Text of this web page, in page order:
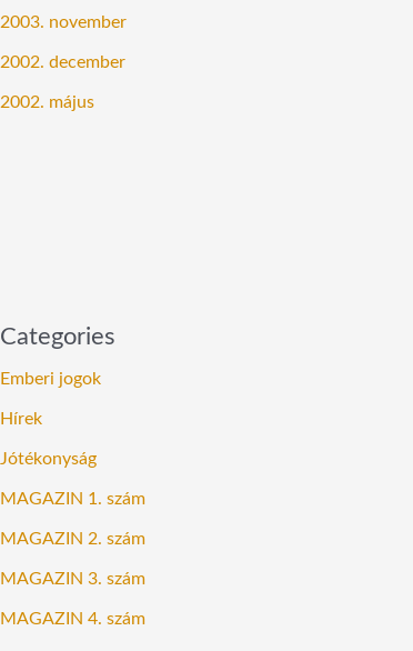
2003. november
2002. december
2002. május
Categories
Emberi jogok
Hírek
Jótékonyság
MAGAZIN 1. szám
MAGAZIN 2. szám
MAGAZIN 3. szám
MAGAZIN 4. szám